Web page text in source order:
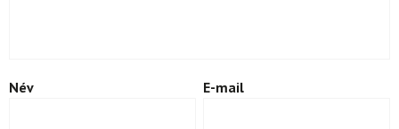
Név E-mail